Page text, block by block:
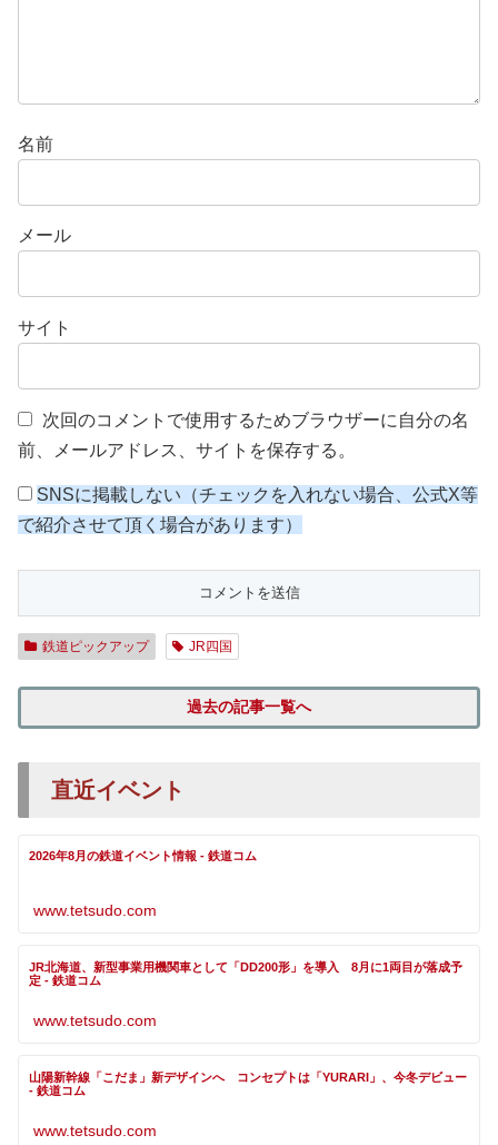
名前
メール
サイト
次回のコメントで使用するためブラウザーに自分の名
前、メールアドレス、サイトを保存する。
SNSに掲載しない（チェックを入れない場合、公式X等
で紹介させて頂く場合があります）
鉄道ピックアップ JR四国
過去の記事一覧へ
直近イベント
2026年8月の鉄道イベント情報 - 鉄道コム
www.tetsudo.com
JR北海道、新型事業用機関車として「DD200形」を導入 8月に1両目が落成予
定 - 鉄道コム
www.tetsudo.com
山陽新幹線「こだま」新デザインへ コンセプトは「YURARI」、今冬デビュー
- 鉄道コム
www.tetsudo.com